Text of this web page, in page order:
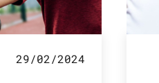
29/02/2024